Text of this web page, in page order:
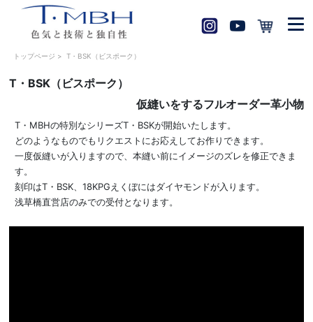
トップページ > T・BSK（ビスポーク）
T・BSK（ビスポーク）
仮縫いをするフルオーダー革小物
T・MBHの特別なシリーズT・BSKが開始いたします。
どのようなものでもリクエストにお応えしてお作りできます。
一度仮縫いが入りますので、本縫い前にイメージのズレを修正できま
す。
刻印はT・BSK、18KPGえくぼにはダイヤモンドが入ります。
浅草橋直営店のみでの受付となります。